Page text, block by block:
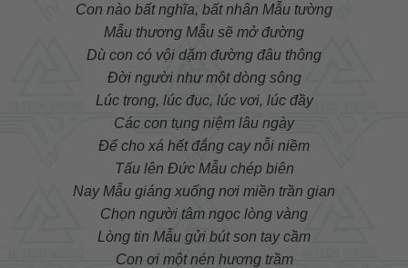
Con nào bất nghĩa, bất nhân Mẫu tường
Mẫu thương Mẫu sẽ mở đường
Dù con có vội dặm đường đâu thông
Đời người như một dòng sông
Lúc trong, lúc đục, lúc vơi, lúc đầy
Các con tụng niệm lâu ngày
Để cho xá hết đắng cay nỗi niềm
Tấu lên Đức Mẫu chép biên
Nay Mẫu giáng xuống nơi miền trần gian
Chọn người tâm ngọc lòng vàng
Lòng tin Mẫu gửi bút son tay cầm
Con ơi một nén hương trầm